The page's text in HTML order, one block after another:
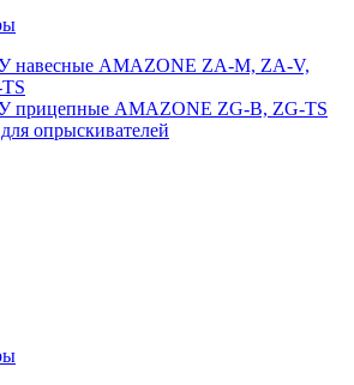
навесные AMAZONE ZA-M, ZA-V,
прицепные AMAZONE ZG-B, ZG-TS
опрыскивателей